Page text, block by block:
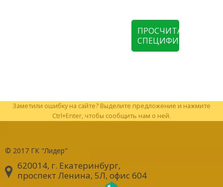
ПРОСЧИТАТЬ
СПЕЦИФИКАЦИЮ
Заметили ошибку на сайте? Выделите предложение и нажмите
Ctrl+Enter, чтобы сообщить нам о ней.
© 2017 ГК "Лидер"
620014, г. Екатеринбург,
проспект Ленина, 5Л, офис 604